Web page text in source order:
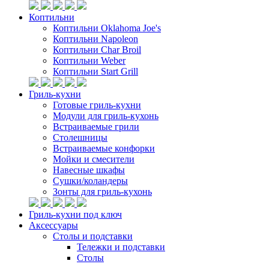
Коптильни
Коптильни Oklahoma Joe's
Коптильни Napoleon
Коптильни Char Broil
Коптильни Weber
Коптильни Start Grill
Гриль-кухни
Готовые гриль-кухни
Модули для гриль-кухонь
Встраиваемые грили
Столешницы
Встраиваемые конфорки
Мойки и смесители
Навесные шкафы
Сушки/коландеры
Зонты для гриль-кухонь
Гриль-кухни под ключ
Аксессуары
Столы и подставки
Тележки и подставки
Столы